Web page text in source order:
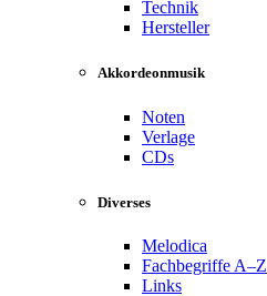
Technik
Hersteller
Akkordeonmusik
Noten
Verlage
CDs
Diverses
Melodica
Fachbegriffe A–Z
Links